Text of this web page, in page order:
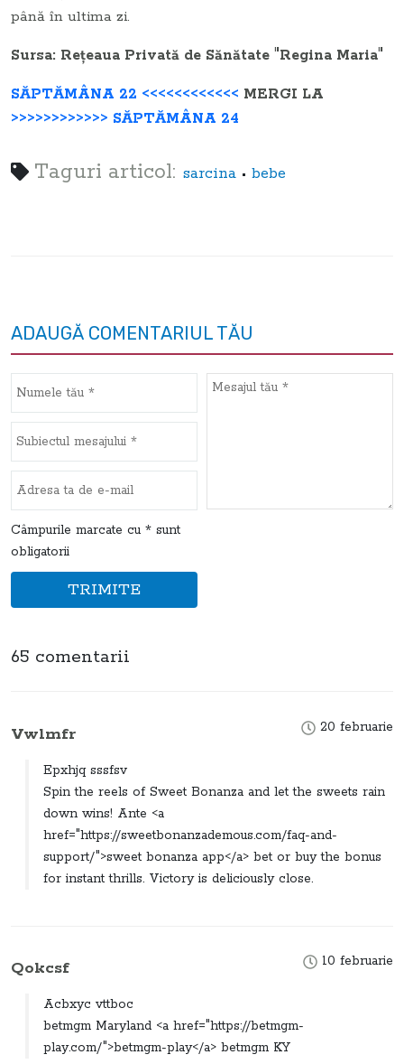
până în ultima zi.
Sursa: Reţeaua Privată de Sănătate "Regina Maria"
SĂPTĂMÂNA 22 <<<<<<<<<<<< MERGI LA
>>>>>>>>>>>> SĂPTĂMÂNA 24
Taguri articol: sarcina • bebe
ADAUGĂ COMENTARIUL TĂU
Câmpurile marcate cu * sunt
obligatorii
TRIMITE
65 comentarii
20 februarie
Vwlmfr
Epxhjq sssfsv
Spin the reels of Sweet Bonanza and let the sweets rain
down wins! Ante <a
href="https://sweetbonanzademous.com/faq-and-
support/">sweet bonanza app</a> bet or buy the bonus
for instant thrills. Victory is deliciously close.
10 februarie
Qokcsf
Acbxyc vttboc
betmgm Maryland <a href="https://betmgm-
play.com/">betmgm-play</a> betmgm KY